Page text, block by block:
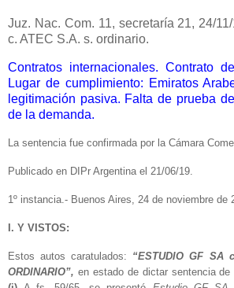
Juz. Nac. Com. 11, secretaría 21, 24/
c. ATEC S.A. s. ordinario.
Contratos internacionales. Contrato
Lugar de cumplimiento: Emiratos
legitimación pasiva. Falta de prueba
de la demanda.
La sentencia fue confirmada por la Cámara
Publicado en DIPr Argentina el 21/06/19.
1º instancia.- Buenos Aires, 24 de noviembre de
I. Y VISTOS:
Estos autos caratulados: “ESTUDIO GF SA
ORDINARIO”, en estado de dictar sentencia de